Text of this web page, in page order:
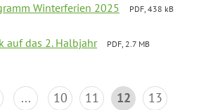
Winterferien 2025
PDF, 438 kB
auf das 2. Halbjahr
PDF, 2.7 MB
... 10 11 12
13